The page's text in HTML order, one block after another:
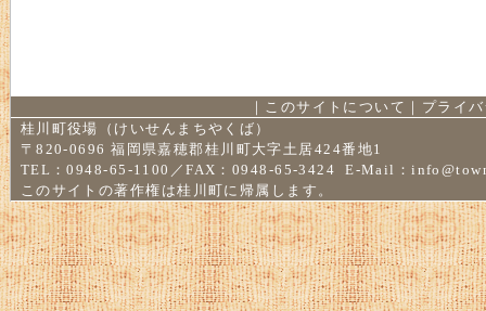
｜ このサイトについて ｜ プライ
桂川町役場（けいせんまちやくば）
〒820-0696 福岡県嘉穂郡桂川町大字土居424番地1
TEL：0948-65-1100／FAX：0948-65-3424 E-Mail：
このサイトの著作権は桂川町に帰属します。